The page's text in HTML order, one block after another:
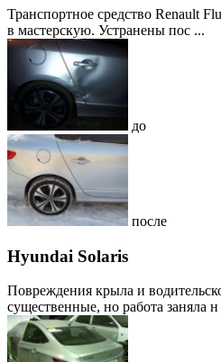
Транспортное средство Renault
в мастерскую. Устранены пос ...
до
после
Hyundai Solaris
Повреждения крыла и
существенные, но работа заняла н